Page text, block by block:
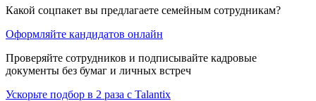
Какой соцпакет вы предлагаете семейным сотрудникам?
Оформляйте кандидатов онлайн
Проверяйте сотрудников и подписывайте кадровые
документы без бумаг и личных встреч
Ускорьте подбор в 2 раза с Talantix